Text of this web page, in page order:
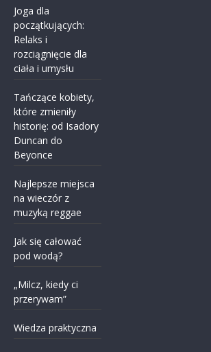
Joga dla
początkujących:
Relaks i
rozciągnięcie dla
ciała i umysłu
Tańczące kobiety,
które zmieniły
historię: od Isadory
Duncan do
Beyonce
Najlepsze miejsca
na wieczór z
muzyką reggae
Jak się całować
pod wodą?
„Milcz, kiedy ci
przerywam”
Wiedza praktyczna